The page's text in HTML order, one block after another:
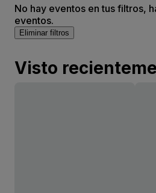
No hay eventos en tus filtros,
eventos.
Eliminar filtros
Visto